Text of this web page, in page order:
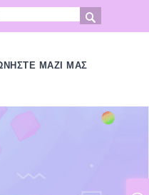

ΜΑΖΊ ΜΑΣ